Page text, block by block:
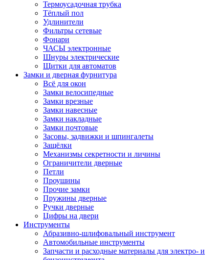
Термоусадочная трубка
Тёплый пол
Удлинители
Фильтры сетевые
Фонари
ЧАСЫ электронные
Шнуры электрические
Щитки для автоматов
Замки и дверная фурнитура
Всё для окон
Замки велосипедные
Замки врезные
Замки навесные
Замки накладные
Замки почтовые
Засовы, задвижки и шпингалеты
Защёлки
Механизмы секретности и личины
Ограничители дверные
Петли
Проушины
Прочие замки
Пружины дверные
Ручки дверные
Цифры на двери
Инструменты
Абразивно-шлифовальный инструмент
Автомобильные инструменты
Запчасти и расходные материалы для электро- и